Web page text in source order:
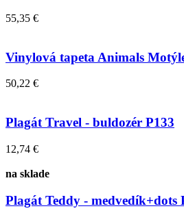
55,35 €
Vinylová tapeta Animals
50,22 €
Plagát Travel - buldozér P133
12,74 €
na sklade
Plagát Teddy - medvedík+dots